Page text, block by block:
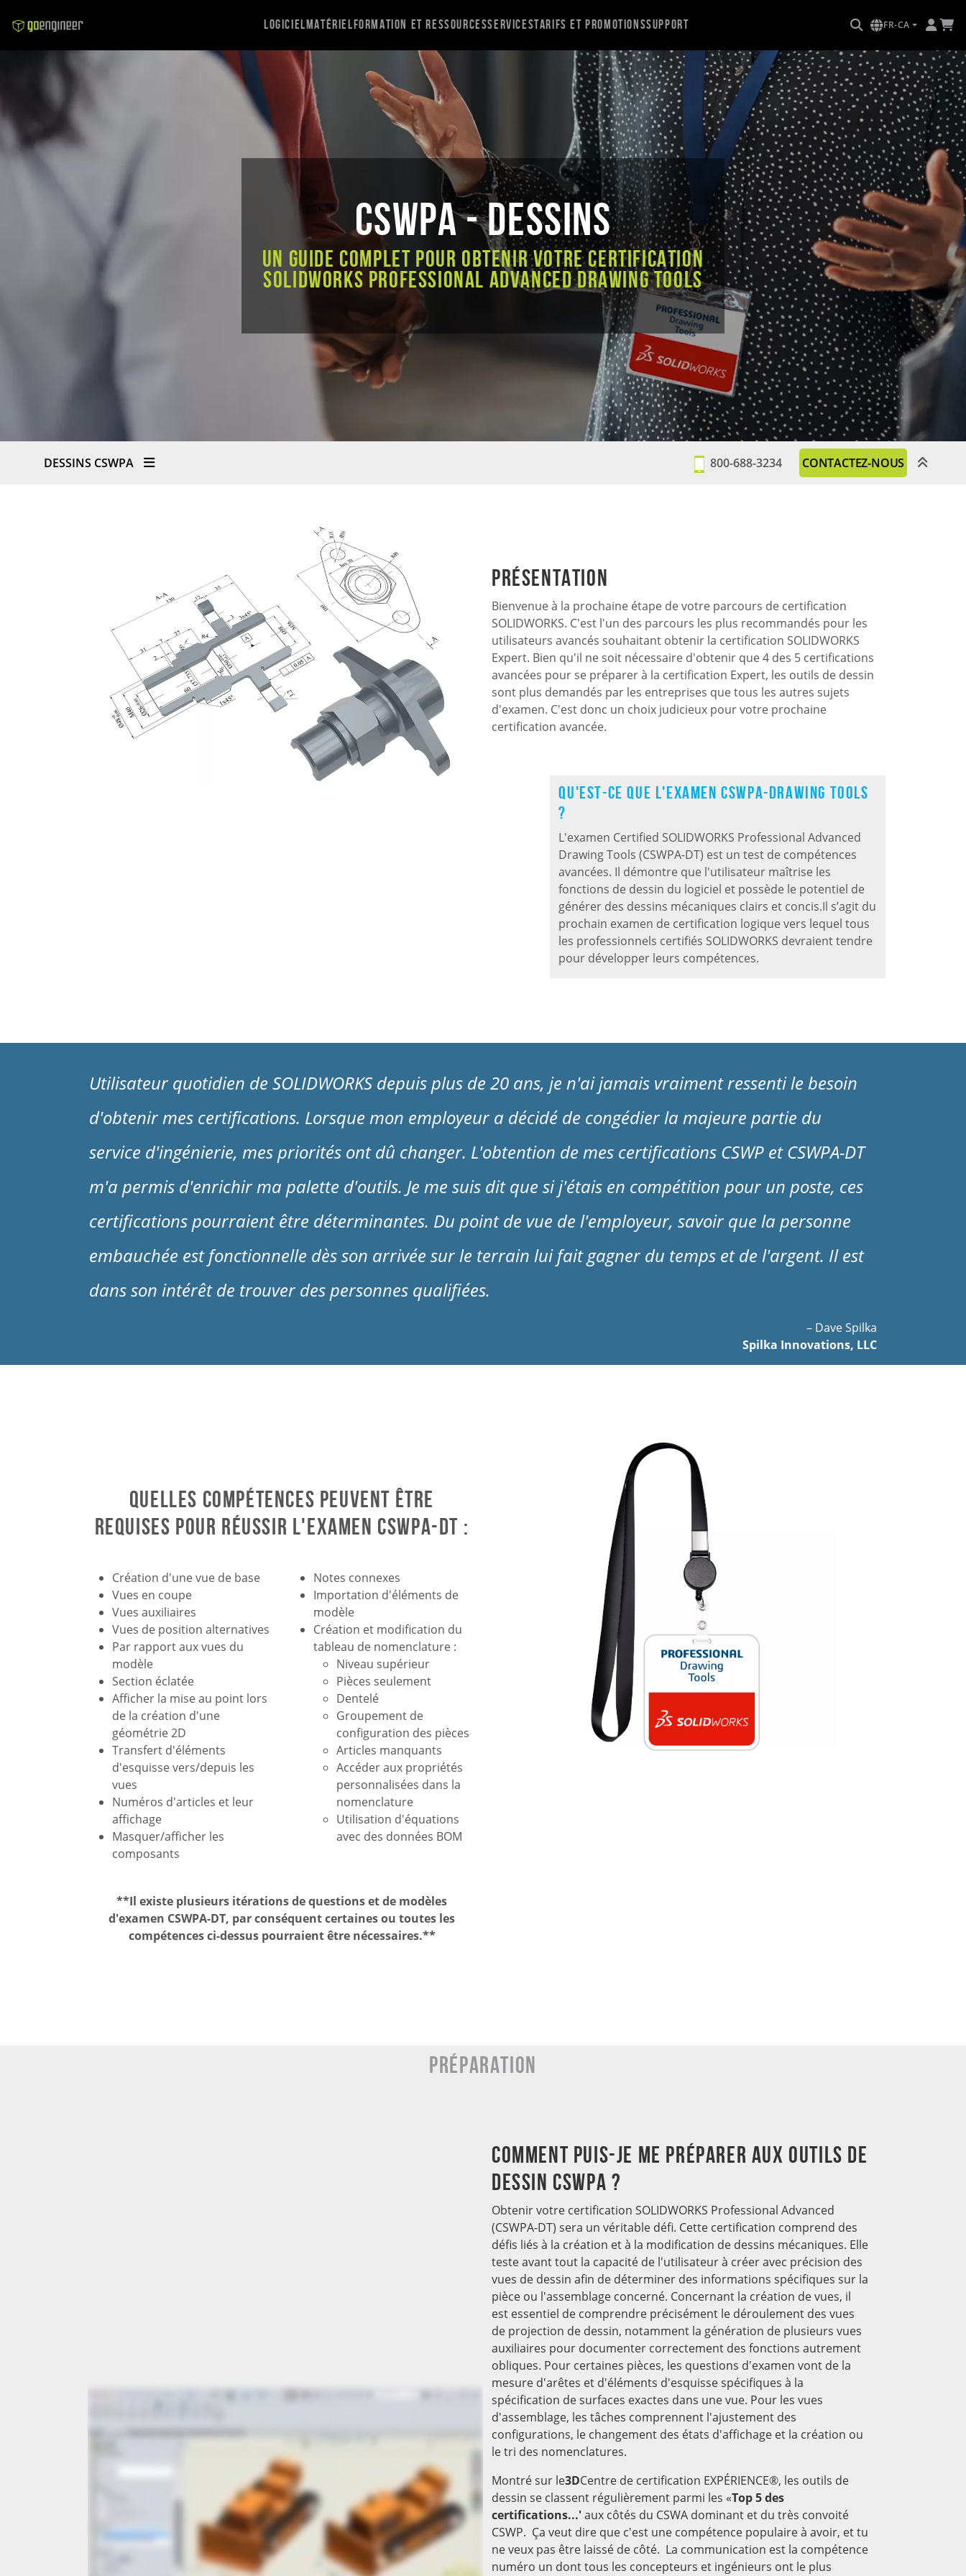
LogicielMatérielFormation et ressourcesServicesTarifs et promotionsSupport FR-CA
CSWPA - Dessins
Un guide complet pour obtenir votre certification
SOLIDWORKS Professional Advanced Drawing Tools
DESSINS CSWPA 800-688-3234 CONTACTEZ-NOUS
Présentation
Bienvenue à la prochaine étape de votre parcours de certification
SOLIDWORKS. C'est l'un des parcours les plus recommandés pour les
utilisateurs avancés souhaitant obtenir la certification SOLIDWORKS
Expert. Bien qu'il ne soit nécessaire d'obtenir que 4 des 5 certifications
avancées pour se préparer à la certification Expert, les outils de dessin
sont plus demandés par les entreprises que tous les autres sujets
d'examen. C'est donc un choix judicieux pour votre prochaine
certification avancée.
Qu'est-ce que l'examen CSWPA-Drawing Tools
?
L'examen Certified SOLIDWORKS Professional Advanced
Drawing Tools (CSWPA-DT) est un test de compétences
avancées. Il démontre que l'utilisateur maîtrise les
fonctions de dessin du logiciel et possède le potentiel de
générer des dessins mécaniques clairs et concis.Il s’agit du
prochain examen de certification logique vers lequel tous
les professionnels certifiés SOLIDWORKS devraient tendre
pour développer leurs compétences.
Utilisateur quotidien de SOLIDWORKS depuis plus de 20 ans, je n'ai jamais vraiment ressenti le besoin
d'obtenir mes certifications. Lorsque mon employeur a décidé de congédier la majeure partie du
service d'ingénierie, mes priorités ont dû changer. L'obtention de mes certifications CSWP et CSWPA-DT
m'a permis d'enrichir ma palette d'outils. Je me suis dit que si j'étais en compétition pour un poste, ces
certifications pourraient être déterminantes. Du point de vue de l'employeur, savoir que la personne
embauchée est fonctionnelle dès son arrivée sur le terrain lui fait gagner du temps et de l'argent. Il est
dans son intérêt de trouver des personnes qualifiées.
– Dave Spilka
Spilka Innovations, LLC
Quelles compétences peuvent être
requises pour réussir l'examen CSWPA-DT :
Création d'une vue de base
Vues en coupe
Vues auxiliaires
Vues de position alternatives
Par rapport aux vues du
modèle
Section éclatée
Afficher la mise au point lors
de la création d'une
géométrie 2D
Transfert d'éléments
d'esquisse vers/depuis les
vues
Numéros d'articles et leur
affichage
Masquer/afficher les
composants
Notes connexes
Importation d'éléments de
modèle
Création et modification du
tableau de nomenclature :
Niveau supérieur
Pièces seulement
Dentelé
Groupement de
configuration des pièces
Articles manquants
Accéder aux propriétés
personnalisées dans la
nomenclature
Utilisation d'équations
avec des données BOM
**Il existe plusieurs itérations de questions et de modèles
d'examen CSWPA-DT, par conséquent certaines ou toutes les
compétences ci-dessus pourraient être nécessaires.**
Préparation
Comment puis-je me préparer aux outils de
dessin CSWPA ?
Obtenir votre certification SOLIDWORKS Professional Advanced
(CSWPA-DT) sera un véritable défi. Cette certification comprend des
défis liés à la création et à la modification de dessins mécaniques. Elle
teste avant tout la capacité de l'utilisateur à créer avec précision des
vues de dessin afin de déterminer des informations spécifiques sur la
pièce ou l'assemblage concerné. Concernant la création de vues, il
est essentiel de comprendre précisément le déroulement des vues
de projection de dessin, notamment la génération de plusieurs vues
auxiliaires pour documenter correctement des fonctions autrement
obliques. Pour certaines pièces, les questions d'examen vont de la
mesure d'arêtes et d'éléments d'esquisse spécifiques à la
spécification de surfaces exactes dans une vue. Pour les vues
d'assemblage, les tâches comprennent l'ajustement des
configurations, le changement des états d'affichage et la création ou
le tri des nomenclatures.
Montré sur le3DCentre de certification EXPÉRIENCE®, les outils de
dessin se classent régulièrement parmi les «Top 5 des
certifications...'aux côtés du CSWA dominant et du très convoité
CSWP. Ça veut dire que c'est une compétence populaire à avoir, et tu
ne veux pas être laissé de côté. La communication est la compétence
numéro un dont tous les concepteurs et ingénieurs ont le plus